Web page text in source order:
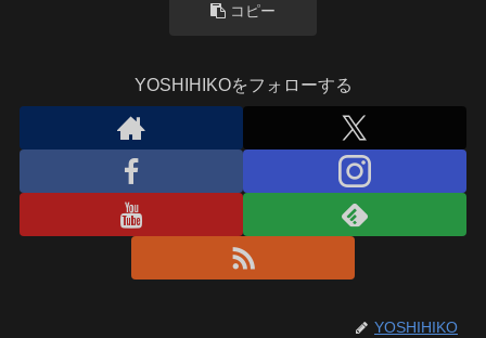
コピー
YOSHIHIKOをフォローする
YOSHIHIKO